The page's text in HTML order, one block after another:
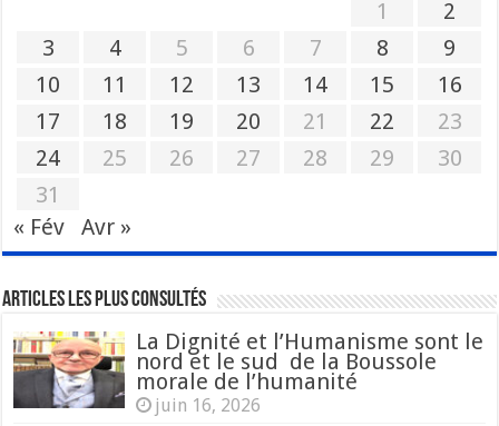
1
2
3
4 5 6 7 8
9
10
11 12 13 14 15
16
17
18 19 20 21 22
23
24
25 26 27 28 29
30
31
« Fév
Avr »
Articles les plus consultés
La Dignité et l’Humanisme sont le
nord et le sud de la Boussole
morale de l’humanité
juin 16, 2026